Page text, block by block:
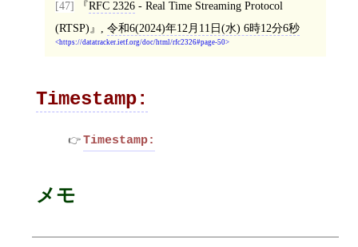
[47] RFC 2326- Real Time Streaming Protocol
(RTSP)
令和6(2024)年12月11日(水) 6時12分6秒
https://datatracker.ietf.org/doc/html/rfc2326#page-50
Timestamp:
Timestamp:
メモ